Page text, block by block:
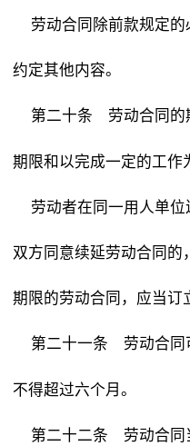
劳动合同除前款规定的
约定其他内容。
第二十条 劳动合同的
期限和以完成一定的工作
劳动者在同一用人单位
双方同意续延劳动合同的
期限的劳动合同，应当订
第二十一条 劳动合同
不得超过六个月。
第二十二条 劳动合同